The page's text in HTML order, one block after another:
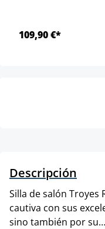
109,90 €*
Descripción
Silla de salón Troyes
cautiva con sus
sino también por su…